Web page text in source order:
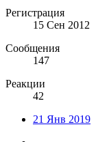
Регистрация
15 Сен 2012
Сообщения
147
Реакции
42
21 Янв 2019